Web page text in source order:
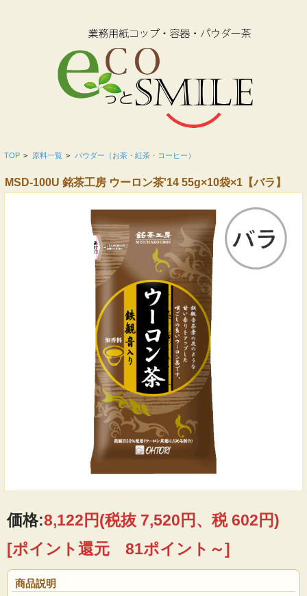
TOP > 原料一覧 > パウダー（お茶・紅茶・コーヒー）
MSD-100U 銘茶工房 ウーロン茶'14 55g×10袋×1【バラ】
価格:8,122円(税抜 7,520円、税 602円)
[ポイント還元 81ポイント～]
商品説明